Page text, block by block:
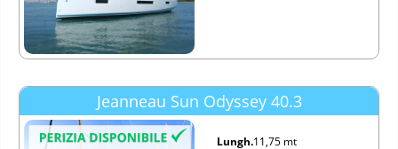
Jeanneau Sun Odyssey 40.3
Lungh.11,75 mt